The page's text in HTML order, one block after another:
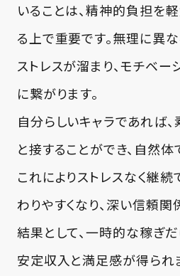
いることは、精神的負担を
る上で重要です。無理に異
ストレスが溜まり、モチベ
に繋がります。
自分らしいキャラであれば
と接することができ、自然体
これによりストレスなく継
わりやすくなり、深い信頼関
結果として、一時的な稼ぎ
安定収入と満足感が得られ